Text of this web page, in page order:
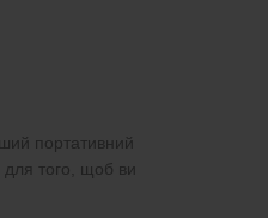
портативний
для того, щоб ви